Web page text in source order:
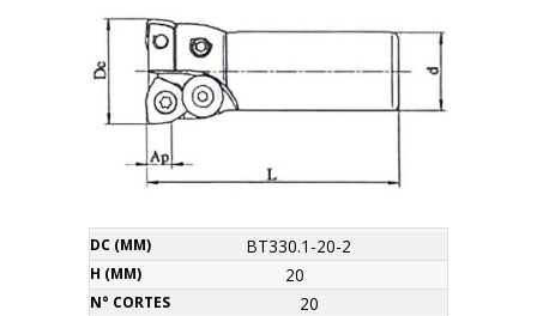
Código
Dc
(mm)
L
(mm)
Ap
(tam.
Inserto)
Orçamento
BT330.1-20-2
20
20